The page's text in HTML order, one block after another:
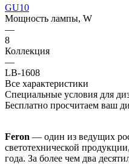
GU10
Мощность лампы, W
—
8
Коллекция
—
LB-1608
Все характеристики
Специальные условия для
Бесплатно просчитаем ваш
Feron — один из ведущих
светотехнической
года. За более чем два